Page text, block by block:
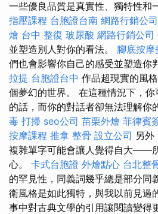
一些優良品質是真實性、獨特性和
指壓課程 台胞證台南 網路行銷公司
燴 台中 整復 玻尿酸 網路行銷公司
並塑造別人對你的看法。 腳底按
們也會影響你自己的感受並塑造你
拉提 台胞證台中 作品超現實的風
個夢幻的世界。 在這種情況下，
的話，而你的對話者卻無法理解你
毒 打掃 seo公司 苗栗外燴 菲律賓
按摩課程 推拿 整骨 設立公司 另外
複雜單字可能會讓人覺得自大——
心。 卡式台胞證 外燴點心 台北整
的罕見性，同義詞幾乎總是部分同
衛風格是如此獨特，與我以前見過
事中對古典文學的引用讓閱讀變得